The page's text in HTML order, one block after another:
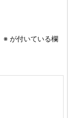
※ が付いている欄